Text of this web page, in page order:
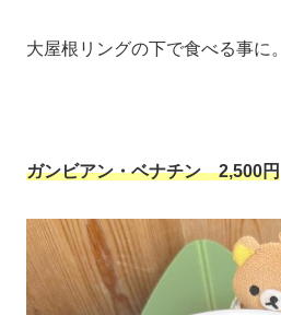
大屋根リングの下で食べる事に。
ガンビアン・ベナチン2,500円